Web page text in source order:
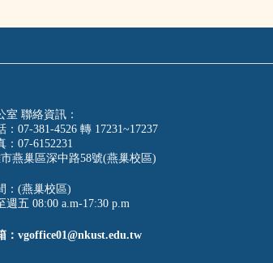
室 聯絡資訊：
：07-381-4526 轉 17231~17237
：07-6152231
燕巢區深中路58號(燕巢校區)
：(燕巢校區)
週五 08:00 a.m-17:30 p.m
：vgoffice01@nkust.edu.tw